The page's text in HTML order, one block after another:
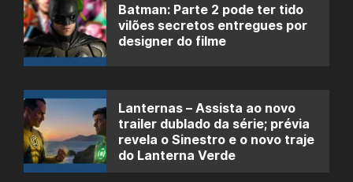
Batman: Parte 2 pode ter tido
vilões secretos entregues por
designer do filme
Lanternas – Assista ao novo
trailer dublado da série; prévia
revela o Sinestro e o novo traje
do Lanterna Verde